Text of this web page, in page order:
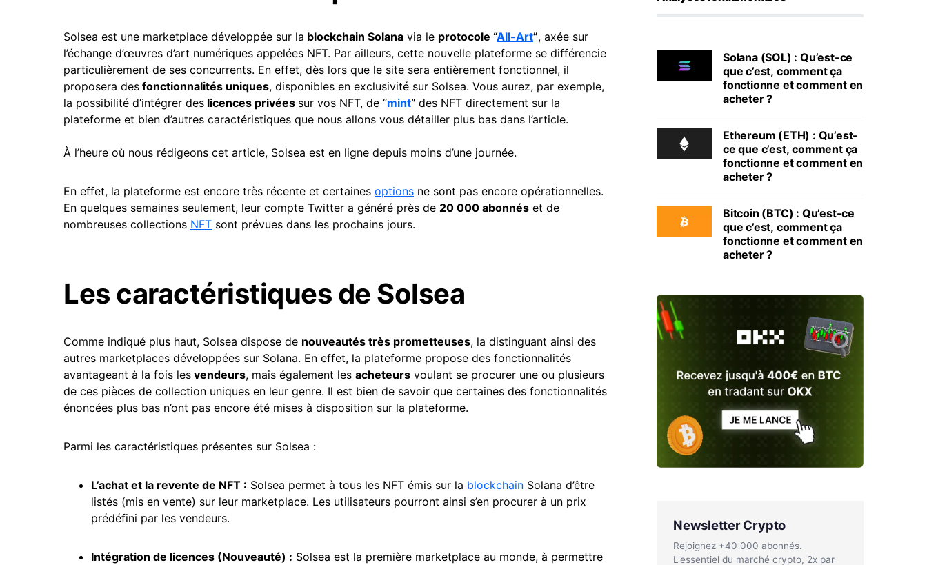
Solsea est une marketplace développée sur la blockchain Solana via le protocole “All-Art”, axée sur
l’échange d’œuvres d’art numériques appelées NFT. Par ailleurs, cette nouvelle plateforme se différencie
particulièrement de ses concurrents. En effet, dès lors que le site sera entièrement fonctionnel, il
proposera des fonctionnalités uniques, disponibles en exclusivité sur Solsea. Vous aurez, par exemple,
la possibilité d’intégrer des licences privées sur vos NFT, de “mint” des NFT directement sur la
plateforme et bien d’autres caractéristiques que nous allons vous détailler plus bas dans l’article.
À l’heure où nous rédigeons cet article, Solsea est en ligne depuis moins d’une journée.
En effet, la plateforme est encore très récente et certaines options ne sont pas encore opérationnelles.
En quelques semaines seulement, leur compte Twitter a généré près de 20 000 abonnés et de
nombreuses collections NFT sont prévues dans les prochains jours.
Les caractéristiques de Solsea
Comme indiqué plus haut, Solsea dispose de nouveautés très prometteuses, la distinguant ainsi des
autres marketplaces développées sur Solana. En effet, la plateforme propose des fonctionnalités
avantageant à la fois les vendeurs, mais également les acheteurs voulant se procurer une ou plusieurs
de ces pièces de collection uniques en leur genre. Il est bien de savoir que certaines des fonctionnalités
énoncées plus bas n’ont pas encore été mises à disposition sur la plateforme.
Parmi les caractéristiques présentes sur Solsea :
L’achat et la revente de NFT : Solsea permet à tous les NFT émis sur la blockchain Solana d’être
listés (mis en vente) sur leur marketplace. Les utilisateurs pourront ainsi s’en procurer à un prix
prédéfini par les vendeurs.
Intégration de licences (Nouveauté) : Solsea est la première marketplace au monde, à permettre
Solana (SOL) : Qu’est-ce
que c’est, comment ça
fonctionne et comment en
acheter ?
Ethereum (ETH) : Qu’est-
ce que c’est, comment ça
fonctionne et comment en
acheter ?
Bitcoin (BTC) : Qu’est-ce
que c’est, comment ça
fonctionne et comment en
acheter ?
Newsletter Crypto
Rejoignez +40 000 abonnés.
L'essentiel du marché crypto, 2x par